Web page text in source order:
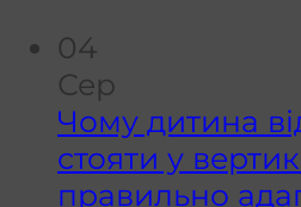
04
Сер
Чому дитина
стояти у
правильно